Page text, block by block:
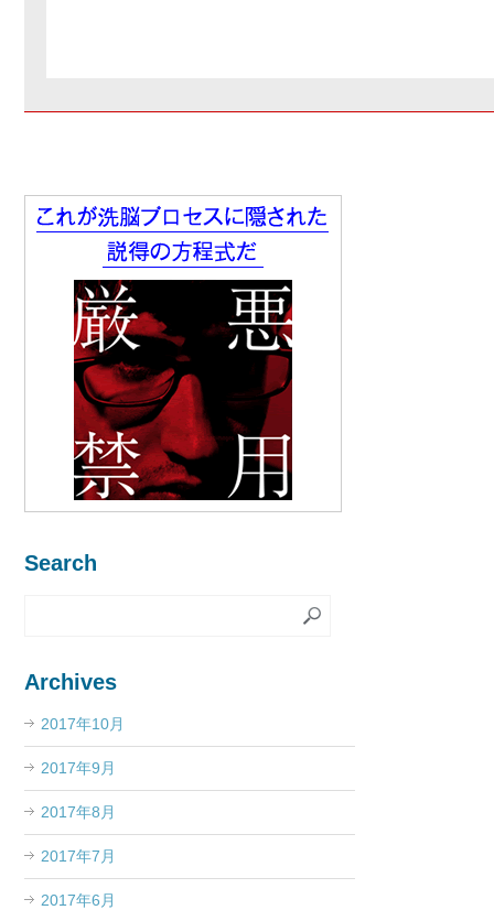
Search
Archives
2017年10月
2017年9月
2017年8月
2017年7月
2017年6月